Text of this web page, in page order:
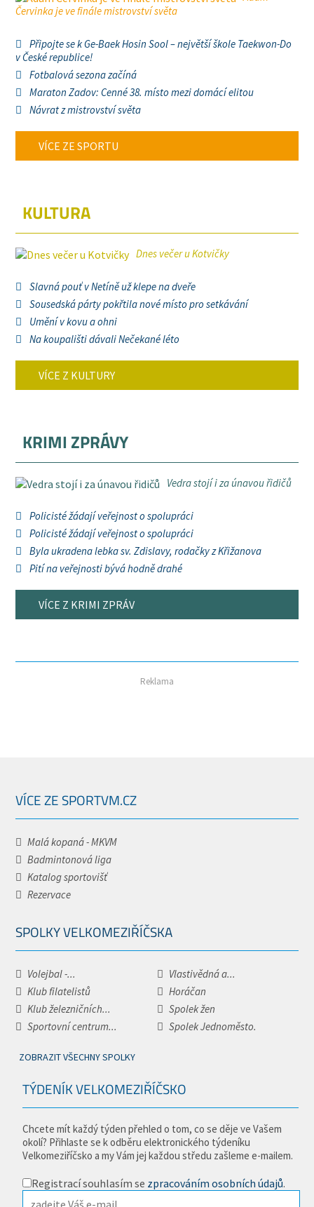
Červinka je ve finále mistrovství světa
Připojte se k Ge-Baek Hosin Sool – největší škole Taekwon-Do
v České republice!
Fotbalová sezona začíná
Maraton Zadov: Cenné 38. místo mezi domácí elitou
Návrat z mistrovství světa
VÍCE ZE SPORTU
KULTURA
Dnes večer u Kotvičky
Slavná pouť v Netíně už klepe na dveře
Sousedská párty pokřtila nové místo pro setkávání
Umění v kovu a ohni
Na koupališti dávali Nečekané léto
VÍCE Z KULTURY
KRIMI ZPRÁVY
Vedra stojí i za únavou řidičů
Policisté žádají veřejnost o spolupráci
Policisté žádají veřejnost o spolupráci
Byla ukradena lebka sv. Zdislavy, rodačky z Křižanova
Pití na veřejnosti bývá hodně drahé
VÍCE Z KRIMI ZPRÁV
Reklama
VÍCE ZE SPORTVM.CZ
Malá kopaná - MKVM
Badmintonová liga
Katalog sportovišť
Rezervace
SPOLKY VELKOMEZIŘÍČSKA
Volejbal -...
Vlastivědná a...
Klub filatelistů
Horáčan
Klub železničních...
Spolek žen
Sportovní centrum...
Spolek Jednoměsto.
ZOBRAZIT VŠECHNY SPOLKY
TÝDENÍK VELKOMEZIŘÍČSKO
Chcete mít každý týden přehled o tom, co se děje ve Vašem
okolí? Přihlaste se k odběru elektronického týdeníku
Velkomeziříčsko a my Vám jej každou středu zašleme e-mailem.
Registrací souhlasím se zpracováním osobních údajů.